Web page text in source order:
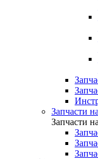
Запчасти
Запчасти